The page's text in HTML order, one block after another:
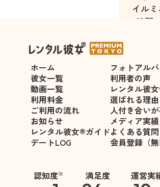
まされ
彼女
イル
3時間
ホーム
彼女一覧
動画一覧
利用料金
ご利用の流れ
お知らせ
レンタル彼女®ガイド
デートLOG
フォトアル
利用者の声
レンタル彼
選ばれる理由
人付き合い
メディア実績
よくある質問
会員登録（無
認知度※ 満足度 運営実